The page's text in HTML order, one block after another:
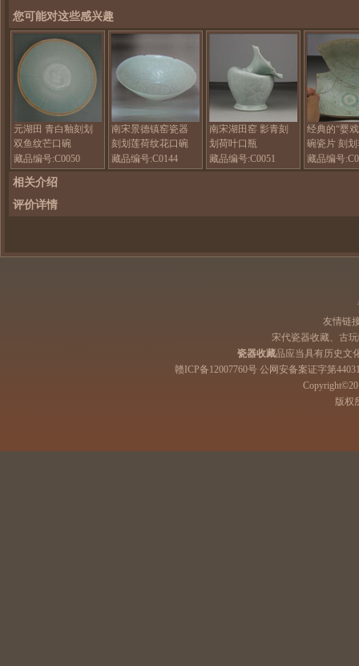
您可能对这些感兴趣
元湖田 青白釉刻划
双鱼纹芒口碗
藏品编号:C0050
南宋景德镇窑瓷器
刻划莲荷纹花口碗
藏品编号:C0144
南宋湖田窑 影青刻
划荷叶口瓶
藏品编号:C0051
经典的“婴
碗瓷片 刻
晰
藏品编号
相关介绍
评价详情
友情链
宋代瓷器收藏、古
瓷器收藏品应当具有历史文
赣ICP备12007760号 公网安备案证字第
版权